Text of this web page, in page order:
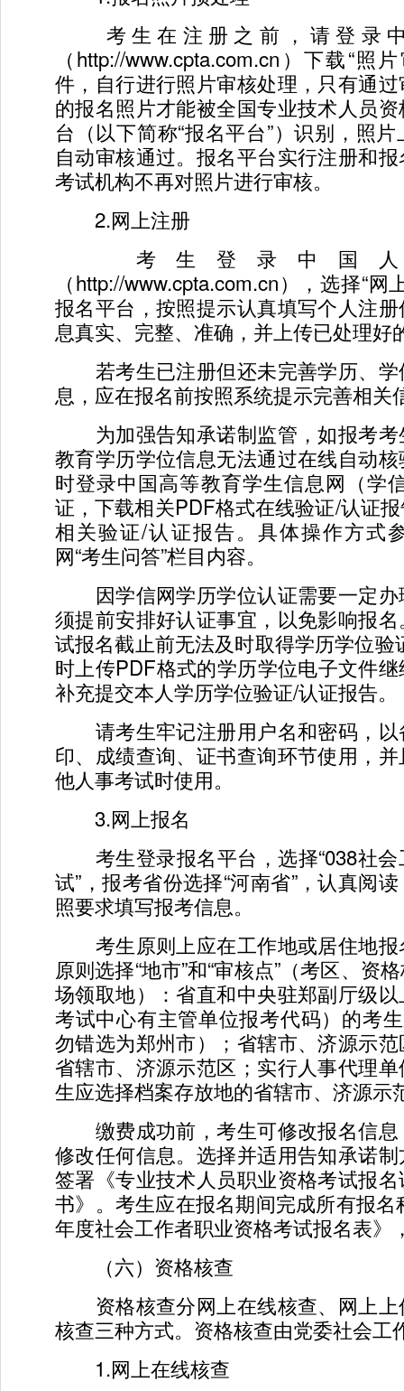
考生在注册之前，请登录
（http://www.cpta.com.cn）下载“照
件，自行进行照片审核处理，只有通
的报名照片才能被全国专业技术人员
台（以下简称“报名平台”）识别，照
自动审核通过。报名平台实行注册和
考试机构不再对照片进行审核。
2.网上注册
考生登录中国人
（http://www.cpta.com.cn），选择“网
报名平台，按照提示认真填写个人注
息真实、完整、准确，并上传已处理好
若考生已注册但还未完善学历、学
息，应在报名前按照系统提示完善相关
为加强告知承诺制监管，如报考考
教育学历学位信息无法通过在线自动
时登录中国高等教育学生信息网（学
证，下载相关PDF格式在线验证/认证
相关验证/认证报告。具体操作方式
网“考生问答”栏目内容。
因学信网学历学位认证需要一定办
须提前安排好认证事宜，以免影响报
试报名截止前无法及时取得学历学位验
时上传PDF格式的学历学位电子文件
补充提交本人学历学位验证/认证报告。
请考生牢记注册用户名和密码，以
印、成绩查询、证书查询环节使用，
他人事考试时使用。
3.网上报名
考生登录报名平台，选择“038社会
试”，报考省份选择“河南省”，认真阅
照要求填写报考信息。
考生原则上应在工作地或居住地报
原则选择“地市”和“审核点”（考区、资
场领取地）：省直和中央驻郑副厅级
考试中心有主管单位报考代码）的考
勿错选为郑州市）；省辖市、济源示
省辖市、济源示范区；实行人事代理
生应选择档案存放地的省辖市、济源示
缴费成功前，考生可修改报名信息
修改任何信息。选择并适用告知承诺
签署《专业技术人员职业资格考试报
书》。考生应在报名期间完成所有报
年度社会工作者职业资格考试报名表》
（六）资格核查
资格核查分网上在线核查、网上上
核查三种方式。资格核查由党委社会工
1.网上在线核查